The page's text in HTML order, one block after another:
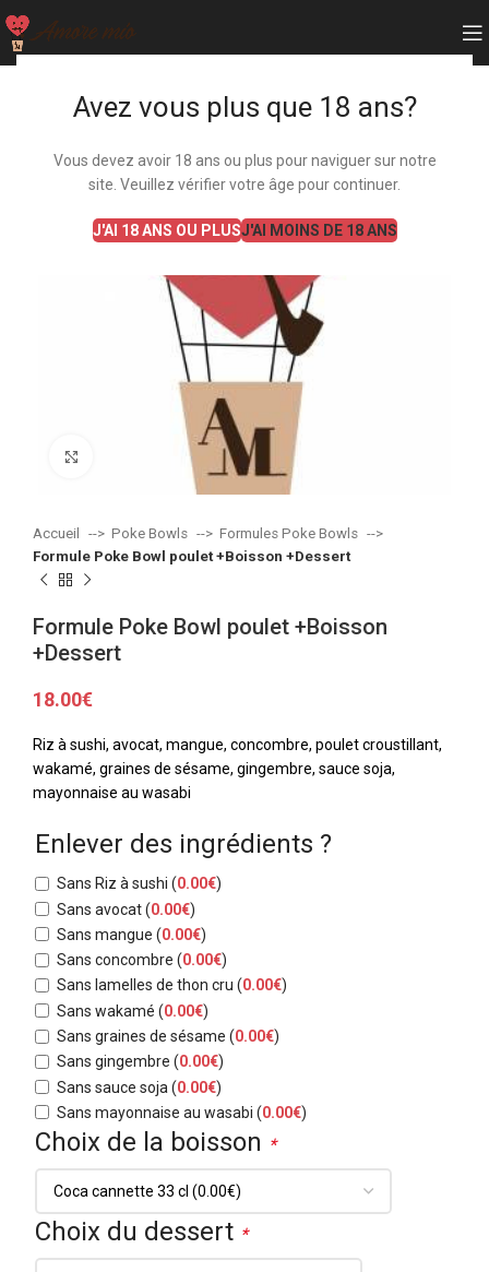
Avez vous plus que 18 ans?
Vous devez avoir 18 ans ou plus pour naviguer sur notre
site. Veuillez vérifier votre âge pour continuer.
J'AI 18 ANS OU PLUSJ'AI MOINS DE 18 ANS
Accueil Poke Bowls
Formules Poke Bowls
Formule Poke Bowl poulet +Boisson +Dessert
Formule Poke Bowl poulet +Boisson
+Dessert
18.00€
Riz à sushi, avocat, mangue, concombre, poulet croustillant,
wakamé, graines de sésame, gingembre, sauce soja,
mayonnaise au wasabi
Enlever des ingrédients ?
Sans Riz à sushi (0.00€)
Sans avocat(0.00€)
Sans mangue (0.00€)
Sans concombre (0.00€)
Sans lamelles de thon cru (0.00€)
Sans wakamé (0.00€)
Sans graines de sésame (0.00€)
Sans gingembre (0.00€)
Sans sauce soja (0.00€)
Sans mayonnaise au wasabi (0.00€)
Choix de la boisson *
Choix du dessert *